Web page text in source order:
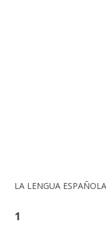
LA LENGUA ESPAÑOLA
1